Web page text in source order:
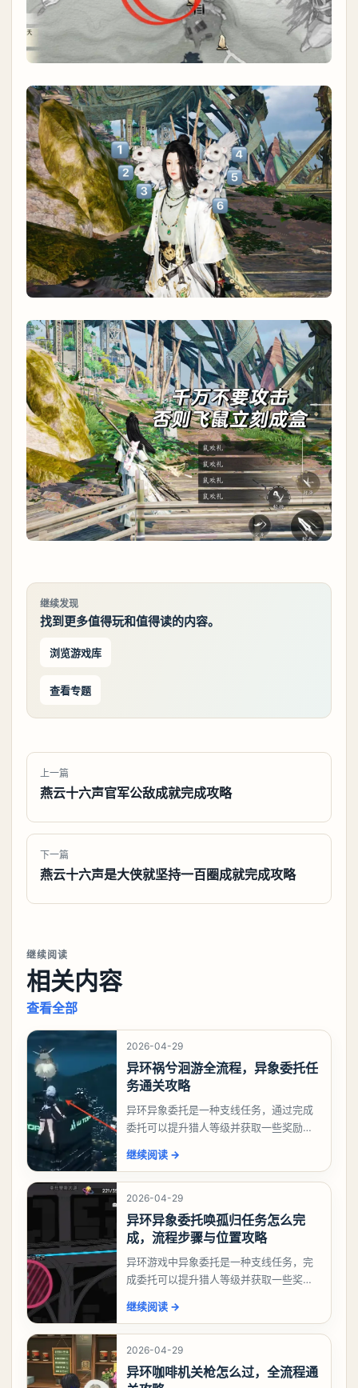
继续发现
找到更多值得玩和值得读的内容。
浏览游戏库
查看专题
上一篇
燕云十六声官军公敌成就完成攻略
下一篇
燕云十六声是大侠就坚持一百圈成就完成攻略
继续阅读
相关内容
查看全部
2026-04-29
异环祸兮洄游全流程，异象委托任
务通关攻略
异环异象委托是一种支线任务，通过完成
委托可以提升猎人等级并获取一些奖励，
么做，下面就来告诉大家。异环异象委托
祸兮洄游任务攻略
继续阅读 →
2026-04-29
异环异象委托唤孤归任务怎么完
成，流程步骤与位置攻略
异环游戏中异象委托是一种支线任务，完
成委托可以提升猎人等级并获取一些奖
么做，今天游戏熊就来告诉大家。异环异
象委托唤孤归任务攻
继续阅读 →
2026-04-29
异环咖啡机关枪怎么过，全流程通